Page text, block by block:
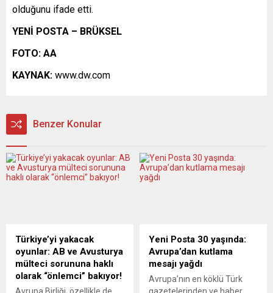
olduğunu ifade etti.
YENİ POSTA – BRÜKSEL
FOTO: AA
KAYNAK: www.dw.com
Benzer Konular
Türkiye’yi yakacak
oyunlar: AB ve Avusturya
mülteci sorununa haklı
olarak “önlemci” bakıyor!
Yeni Posta 30 yaşında:
Avrupa’dan kutlama
mesajı yağdı
Avrupa’nın en köklü Türk